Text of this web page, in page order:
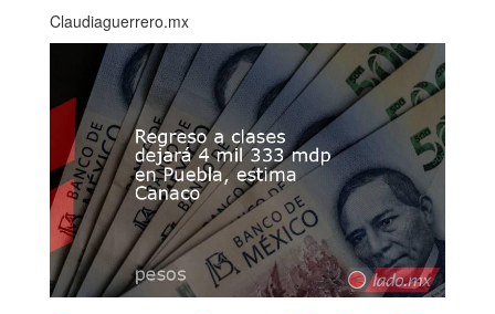
Claudiaguerrero.mx